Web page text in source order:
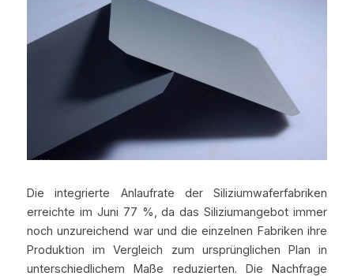
Die integrierte Anlaufrate der Siliziumwaferfabriken
erreichte im Juni 77 %, da das Siliziumangebot immer
noch unzureichend war und die einzelnen Fabriken ihre
Produktion im Vergleich zum ursprünglichen Plan in
unterschiedlichem Maße reduzierten. Die Nachfrage